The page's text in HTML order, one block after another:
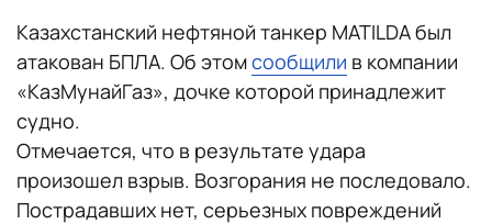
Казахстанский нефтяной танкер MATILDA был
атакован БПЛА. Об этомсообщили в компании
«КазМунайГаз», дочке которой принадлежит
судно.
Отмечается, что в результате удара
произошел взрыв. Возгорания не последовало.
Пострадавших нет, серьезных повреждений